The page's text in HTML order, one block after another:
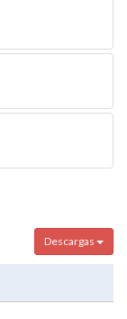
Descargas